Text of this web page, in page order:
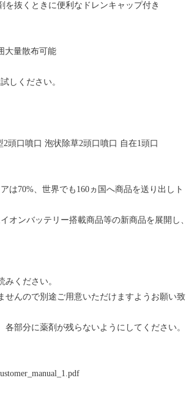
抜くときに便利なドレンキャップ付き
大量散布可能
しください。
頭口噴口 泡状除草2頭口噴口 自在1頭口
は70%、世界でも160ヵ国へ商品を送り出しト
オンバッテリー搭載商品等の新商品を展開し、
ください。
せんので別途ご用意いただけますようお願い致
部分に薬剤が残らないようにしてください。